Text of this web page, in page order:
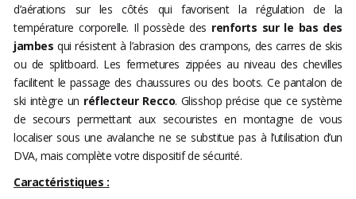
d’aérations sur les côtés qui favorisent la régulation de la
température corporelle. Il possède des renforts sur le bas des
jambes qui résistent à l’abrasion des crampons, des carres de skis
ou de splitboard. Les fermetures zippées au niveau des chevilles
facilitent le passage des chaussures ou des boots. Ce pantalon de
ski intègre un réflecteur Recco. Glisshop précise que ce système
de secours permettant aux secouristes en montagne de vous
localiser sous une avalanche ne se substitue pas à l’utilisation d’un
DVA, mais complète votre dispositif de sécurité.
Caractéristiques :